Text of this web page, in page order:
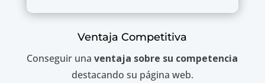
Ventaja Competitiva
Conseguir unaventaja sobre su competencia
destacando su página web.